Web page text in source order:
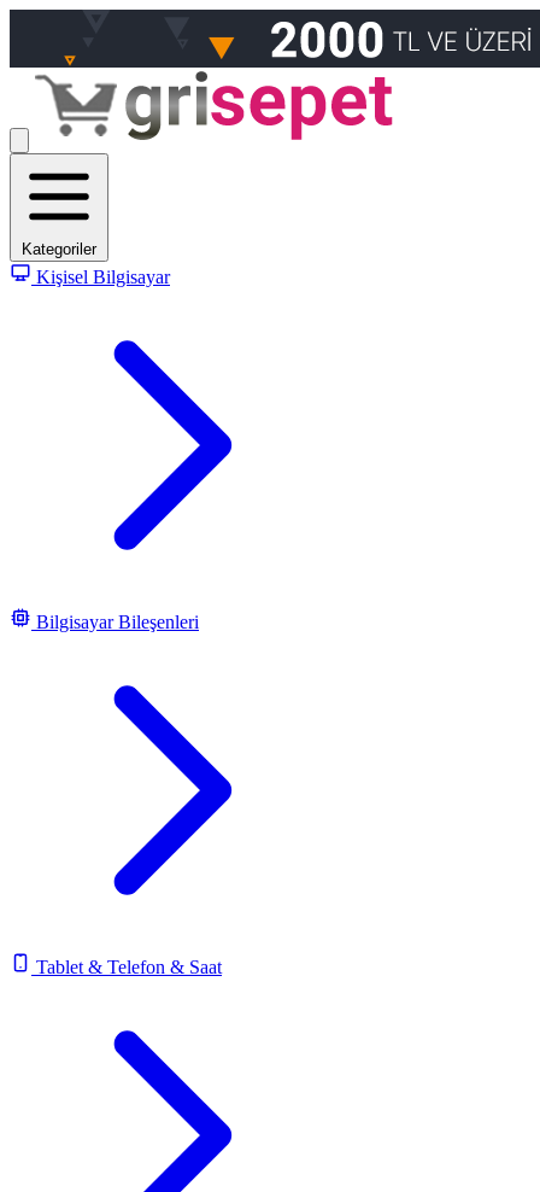
Kategoriler
Kişisel Bilgisayar
Bilgisayar Bileşenleri
Tablet & Telefon & Saat